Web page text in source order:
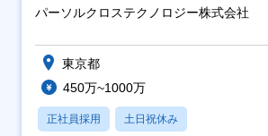
パーソルクロステクノロジー株式会社
東京都
450万~1000万
正社員採用 土日祝休み